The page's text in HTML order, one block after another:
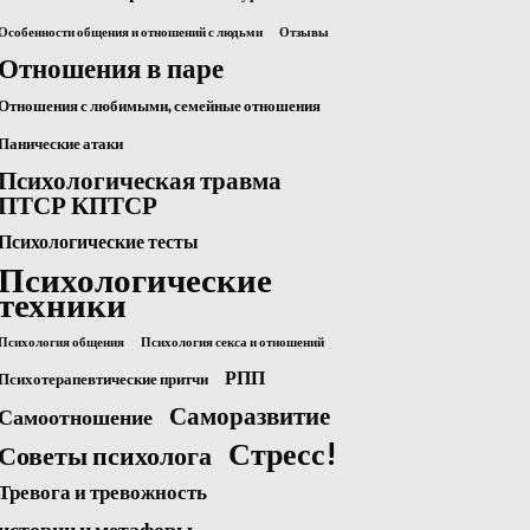
общения и отношений с людьми Отзывы
в паре
с любимыми, семейные отношения
атаки
травма
КПТСР
тесты
общения Психология секса и отношений
притчи РПП
Саморазвитие
психолога
Стресс!
и тревожность